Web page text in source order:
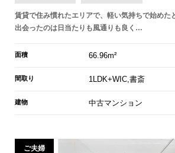
賃貸で住み慣れたエリアで、軽い気持ちで始めた
出会ったのは日当たりも風通りも良く…
面積 66.96m²
間取り 1LDK+WIC,書斎
建物 中古マンション
ご夫婦